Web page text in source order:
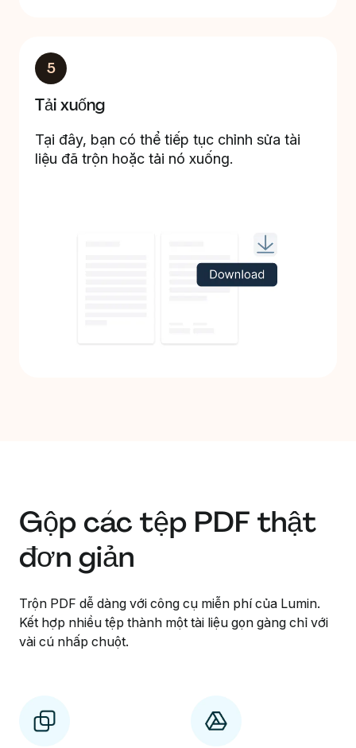
5
Tải xuống
Tại đây, bạn có thể tiếp tục chỉnh sửa tài
liệu đã trộn hoặc tải nó xuống.
Gộp các tệp PDF thật
đơn giản
Trộn PDF dễ dàng với công cụ miễn phí của Lumin.
Kết hợp nhiều tệp thành một tài liệu gọn gàng chỉ với
vài cú nhấp chuột.